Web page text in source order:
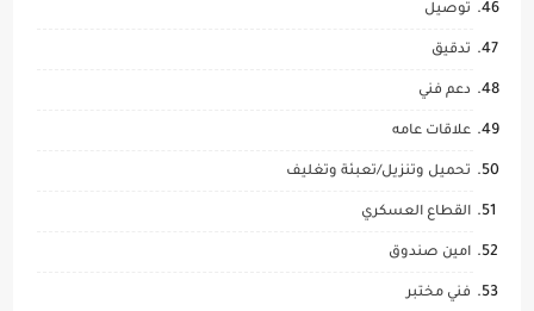
توصيل
تدقيق
دعم فني
علاقات عامه
تحميل وتنزيل/تعبئة وتغليف
القطاع العسكري
امين صندوق
فني مختبر